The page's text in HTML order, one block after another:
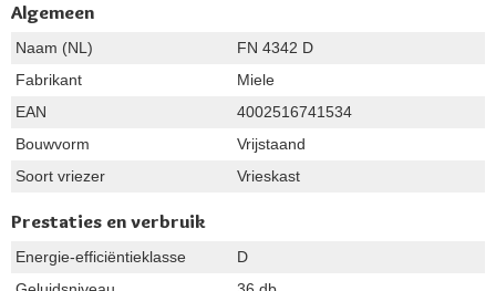
Algemeen
Naam (NL)
FN 4342 D
Fabrikant
Miele
EAN
4002516741534
Bouwvorm
Vrijstaand
Soort vriezer
Vrieskast
Prestaties en verbruik
Energie-efficiëntieklasse
D